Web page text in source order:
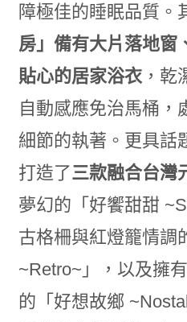
障極佳的睡眠品質。
房」備有大片落地窗
貼心的居家浴衣，乾
自動感應免治馬桶，
細節的執著。更具話
打造了三款融合台灣
夢幻的「好饗甜甜
古格柵與紅燈籠情調
~Retro~」，以及擁
的「好想故鄉